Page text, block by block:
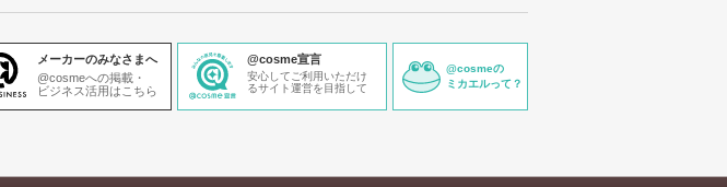
メーカーのみなさまへ
@cosmeへの掲載・
ビジネス活用はこちら
@cosme宣言
安心してご利用いただけ
るサイト運営を目指して
@cosmeの
ミカエルって？